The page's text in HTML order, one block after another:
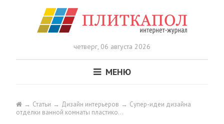
четверг, 06 августа 2026
МЕНЮ
Статьи Дизайн интерьеров
Супер-идеи дизайна
отделки ванной комнаты пластико…